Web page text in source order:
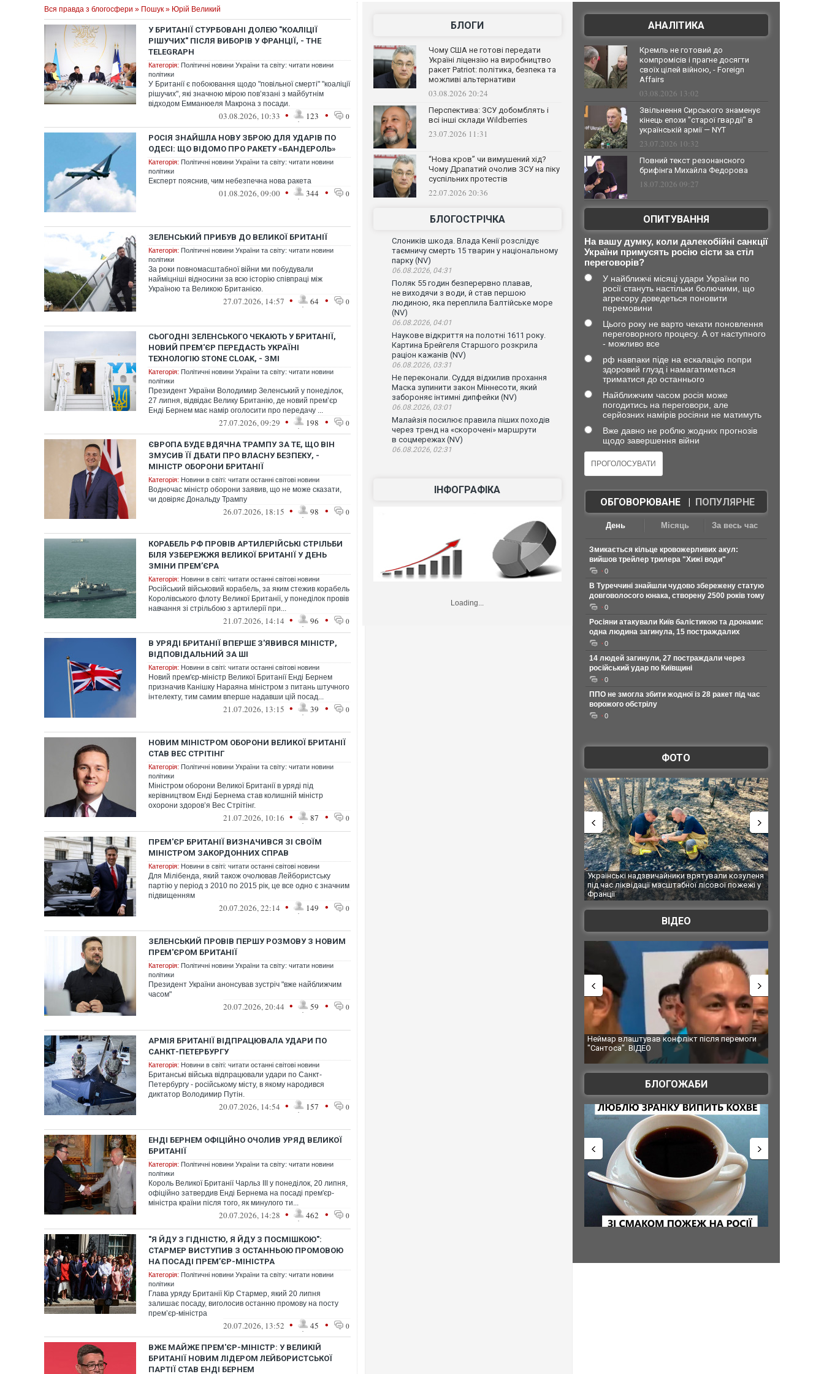
Вся правда з блогосфери » Пошук » Юрій Великий
У БРИТАНІЇ СТУРБОВАНІ ДОЛЕЮ "КОАЛІЦІЇ
РІШУЧИХ" ПІСЛЯ ВИБОРІВ У ФРАНЦІЇ, - THE
TELEGRAPH
Категорія: Політичні новини України та світу: читати новини
політики
У Британії є побоювання щодо "повільної смерті" "коаліції
рішучих", які значною мірою пов’язані з майбутнім
відходом Емманюеля Макрона з посади.
03.08.2026, 10:33 • 123 • 0
РОСІЯ ЗНАЙШЛА НОВУ ЗБРОЮ ДЛЯ УДАРІВ ПО
ОДЕСІ: ЩО ВІДОМО ПРО РАКЕТУ «БАНДЕРОЛЬ»
Категорія: Політичні новини України та світу: читати новини
політики
Експерт пояснив, чим небезпечна нова ракета
01.08.2026, 09:00 • 344 • 0
ЗЕЛЕНСЬКИЙ ПРИБУВ ДО ВЕЛИКОЇ БРИТАНІЇ
Категорія: Політичні новини України та світу: читати новини
політики
За роки повномасштабної війни ми побудували
найміцніші відносини за всю історію співпраці між
Україною та Великою Британією.
27.07.2026, 14:57 • 64 • 0
СЬОГОДНІ ЗЕЛЕНСЬКОГО ЧЕКАЮТЬ У БРИТАНІЇ,
НОВИЙ ПРЕМ'ЄР ПЕРЕДАСТЬ УКРАЇНІ
ТЕХНОЛОГІЮ STONE CLOAK, - ЗМІ
Категорія: Політичні новини України та світу: читати новини
політики
Президент України Володимир Зеленський у понеділок,
27 липня, відвідає Велику Британію, де новий прем’єр
Енді Бернем має намір оголосити про передачу ...
27.07.2026, 09:29 • 198 • 0
ЄВРОПА БУДЕ ВДЯЧНА ТРАМПУ ЗА ТЕ, ЩО ВІН
ЗМУСИВ ЇЇ ДБАТИ ПРО ВЛАСНУ БЕЗПЕКУ, -
МІНІСТР ОБОРОНИ БРИТАНІЇ
Категорія: Новини в світі: читати останні світові новини
Водночас міністр оборони заявив, що не може сказати,
чи довіряє Дональду Трампу
26.07.2026, 18:15 • 98 • 0
КОРАБЕЛЬ РФ ПРОВІВ АРТИЛЕРІЙСЬКІ СТРІЛЬБИ
БІЛЯ УЗБЕРЕЖЖЯ ВЕЛИКОЇ БРИТАНІЇ У ДЕНЬ
ЗМІНИ ПРЕМ’ЄРА
Категорія: Новини в світі: читати останні світові новини
Російський військовий корабель, за яким стежив корабель
Королівського флоту Великої Британії, у понеділок провів
навчання зі стрільбою з артилерії при...
21.07.2026, 14:14 • 96 • 0
В УРЯДІ БРИТАНІЇ ВПЕРШЕ З'ЯВИВСЯ МІНІСТР,
ВІДПОВІДАЛЬНИЙ ЗА ШІ
Категорія: Новини в світі: читати останні світові новини
Новий прем'єр-міністр Великої Британії Енді Бернем
призначив Канішку Нараяна міністром з питань штучного
інтелекту, тим самим вперше надавши цій посад...
21.07.2026, 13:15 • 39 • 0
НОВИМ МІНІСТРОМ ОБОРОНИ ВЕЛИКОЇ БРИТАНІЇ
СТАВ ВЕС СТРІТІНГ
Категорія: Політичні новини України та світу: читати новини
політики
Міністром оборони Великої Британії в уряді під
керівництвом Енді Бернема став колишній міністр
охорони здоров’я Вес Стрітінг.
21.07.2026, 10:16 • 87 • 0
ПРЕМ'ЄР БРИТАНІЇ ВИЗНАЧИВСЯ ЗІ СВОЇМ
МІНІСТРОМ ЗАКОРДОННИХ СПРАВ
Категорія: Новини в світі: читати останні світові новини
Для Мілібенда, який також очолював Лейбористську
партію у період з 2010 по 2015 рік, це все одно є значним
підвищенням
20.07.2026, 22:14 • 149 • 0
ЗЕЛЕНСЬКИЙ ПРОВІВ ПЕРШУ РОЗМОВУ З НОВИМ
ПРЕМ'ЄРОМ БРИТАНІЇ
Категорія: Політичні новини України та світу: читати новини
політики
Президент України анонсував зустріч "вже найближчим
часом"
20.07.2026, 20:44 • 59 • 0
АРМІЯ БРИТАНІЇ ВІДПРАЦЮВАЛА УДАРИ ПО
САНКТ-ПЕТЕРБУРГУ
Категорія: Новини в світі: читати останні світові новини
Британські війська відпрацювали удари по Санкт-
Петербургу - російському місту, в якому народився
диктатор Володимир Путін.
20.07.2026, 14:54 • 157 • 0
ЕНДІ БЕРНЕМ ОФІЦІЙНО ОЧОЛИВ УРЯД ВЕЛИКОЇ
БРИТАНІЇ
Категорія: Політичні новини України та світу: читати новини
політики
Король Великої Британії Чарльз ІІІ у понеділок, 20 липня,
офіційно затвердив Енді Бернема на посаді прем'єр-
міністра країни після того, як минулого ти...
20.07.2026, 14:28 • 462 • 0
"Я ЙДУ З ГІДНІСТЮ, Я ЙДУ З ПОСМІШКОЮ":
СТАРМЕР ВИСТУПИВ З ОСТАННЬОЮ ПРОМОВОЮ
НА ПОСАДІ ПРЕМ’ЄР-МІНІСТРА
Категорія: Політичні новини України та світу: читати новини
політики
Глава уряду Британії Кір Стармер, який 20 липня
залишає посаду, виголосив останню промову на посту
прем’єр-міністра
20.07.2026, 13:52 • 45 • 0
ВЖЕ МАЙЖЕ ПРЕМ'ЄР-МІНІСТР: У ВЕЛИКІЙ
БРИТАНІЇ НОВИМ ЛІДЕРОМ ЛЕЙБОРИСТСЬКОЇ
ПАРТІЇ СТАВ ЕНДІ БЕРНЕМ
БЛОГИ
Чому США не готові передати
Україні ліцензію на виробництво
ракет Patriot: політика, безпека та
можливі альтернативи
03.08.2026 20:24
Перспектива: ЗСУ добомблять і
всі інші склади Wildberries
23.07.2026 11:31
“Нова кров” чи вимушений хід?
Чому Драпатий очолив ЗСУ на піку
суспільних протестів
22.07.2026 20:36
БЛОГОСТРІЧКА
Слоників шкода. Влада Кенії розслідує
таємничу смерть 15 тварин у національному
парку (NV)
06.08.2026, 04:31
Поляк 55 годин безперервно плавав,
не виходячи з води, й став першою
людиною, яка переплила Балтійське море
(NV)
06.08.2026, 04:01
Наукове відкриття на полотні 1611 року.
Картина Брейгеля Старшого розкрила
раціон кажанів (NV)
06.08.2026, 03:31
Не переконали. Суддя відхилив прохання
Маска зупинити закон Міннесоти, який
забороняє інтимні дипфейки (NV)
06.08.2026, 03:01
Малайзія посилює правила піших походів
через тренд на «скорочені» маршрути
в соцмережах (NV)
06.08.2026, 02:31
ІНФОГРАФІКА
Loading...
АНАЛІТИКА
Кремль не готовий до
компромісів і прагне досягти
своїх цілей війною, - Foreign
Affairs
03.08.2026 13:02
Звільнення Сирського знаменує
кінець епохи "старої гвардії" в
українській армії — NYT
23.07.2026 10:32
Повний текст резонансного
брифінга Михайла Федорова
18.07.2026 09:27
ОПИТУВАННЯ
На вашу думку, коли далекобійні санкції
України примусять росію сісти за стіл
переговорів?
У найближчі місяці удари України по
росії стануть настільки болючими, що
агресору доведеться поновити
перемовини
Цього року не варто чекати поновлення
переговорного процесу. А от наступного
- можливо все
рф навпаки піде на ескалацію попри
здоровий глузд і намагатиметься
триматися до останнього
Найближчим часом росія може
погодитись на переговори, але
серйозних намірів росіяни не матимуть
Вже давно не роблю жодних прогнозів
щодо завершення війни
ОБГОВОРЮВАНЕ| ПОПУЛЯРНЕ
День Місяць За весь час
Змикається кільце кровожерливих акул:
вийшов трейлер трилера "Хижі води"
0
В Туреччині знайшли чудово збережену статую
довговолосого юнака, створену 2500 років тому
0
Росіяни атакували Київ балістикою та дронами:
одна людина загинула, 15 постраждалих
0
14 людей загинули, 27 постраждали через
російський удар по Київщині
0
ППО не змогла збити жодної із 28 ракет під час
ворожого обстрілу
0
ФОТО
Українські надзвичайники врятували козуленя
під час ліквідації масштабної лісової пожежі у
СБУ за сприяння Нацполіції та правоохоронців
Болгарії затримала міжнародного наркобарона.
ФОТО
ВІДЕО
Неймар влаштував конфлікт після перемоги
Мудрик провів перший матч за "Челсі" після
допінгової дискваліфікації. ВІДЕО
БЛОГОЖАБИ